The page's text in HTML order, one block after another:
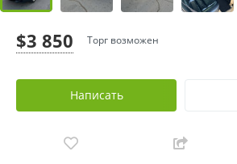
$3 850 Торг возможен
Написать